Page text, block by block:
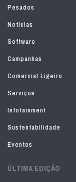
Pesados
Notícias
Software
Campanhas
Comercial Ligeiro
Serviços
Infotainment
Sustentabilidade
Eventos
ÚLTIMA EDIÇÃO